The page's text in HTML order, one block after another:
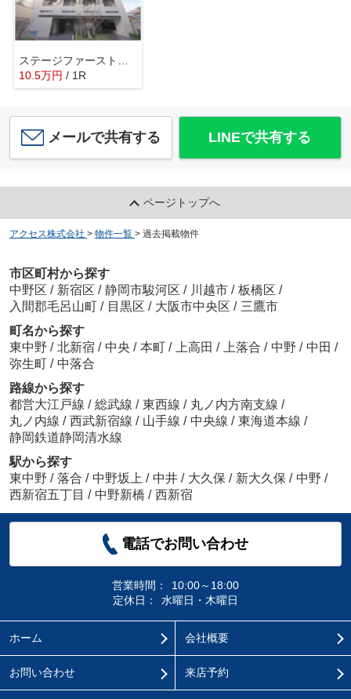
ステージファースト上落合
10.5万円 / 1R
メールで共有する LINEで共有する
ページトップへ
アクセス株式会社 > 物件一覧 > 過去掲載物件
市区町村から探す
中野区 / 新宿区 / 静岡市駿河区 / 川越市 / 板橋区 /
入間郡毛呂山町 / 目黒区 / 大阪市中央区 / 三鷹市
町名から探す
東中野 / 北新宿 / 中央 / 本町 / 上高田 / 上落合 / 中野 / 中田 /
弥生町 / 中落合
路線から探す
都営大江戸線 / 総武線 / 東西線 / 丸ノ内方南支線 /
丸ノ内線 / 西武新宿線 / 山手線 / 中央線 / 東海道本線 /
静岡鉄道静岡清水線
駅から探す
東中野 / 落合 / 中野坂上 / 中井 / 大久保 / 新大久保 / 中野 /
西新宿五丁目 / 中野新橋 / 西新宿
電話でお問い合わせ
営業時間：
10:00～18:00
定休日：
水曜日・木曜日
ホーム 会社概要
お問い合わせ 来店予約